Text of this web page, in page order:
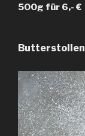
500g für 6,- €
Butterstollen